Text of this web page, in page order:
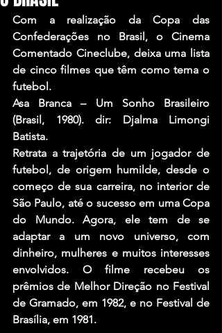
Com a realização da Copa das
Confederações no Brasil, o Cinema
Comentado Cineclube, deixa uma lista
de cinco filmes que têm como tema o
futebol.
Asa Branca – Um Sonho Brasileiro
(Brasil, 1980). dir: Djalma Limongi
Batista.
Retrata a trajetória de um jogador de
futebol, de origem humilde, desde o
começo de sua carreira, no interior de
São Paulo, até o sucesso em uma Copa
do Mundo. Agora, ele tem de se
adaptar a um novo universo, com
dinheiro, mulheres e muitos interesses
envolvidos. O filme recebeu os
prêmios de Melhor Direção no Festival
de Gramado, em 1982, e no Festival de
Brasília, em 1981.